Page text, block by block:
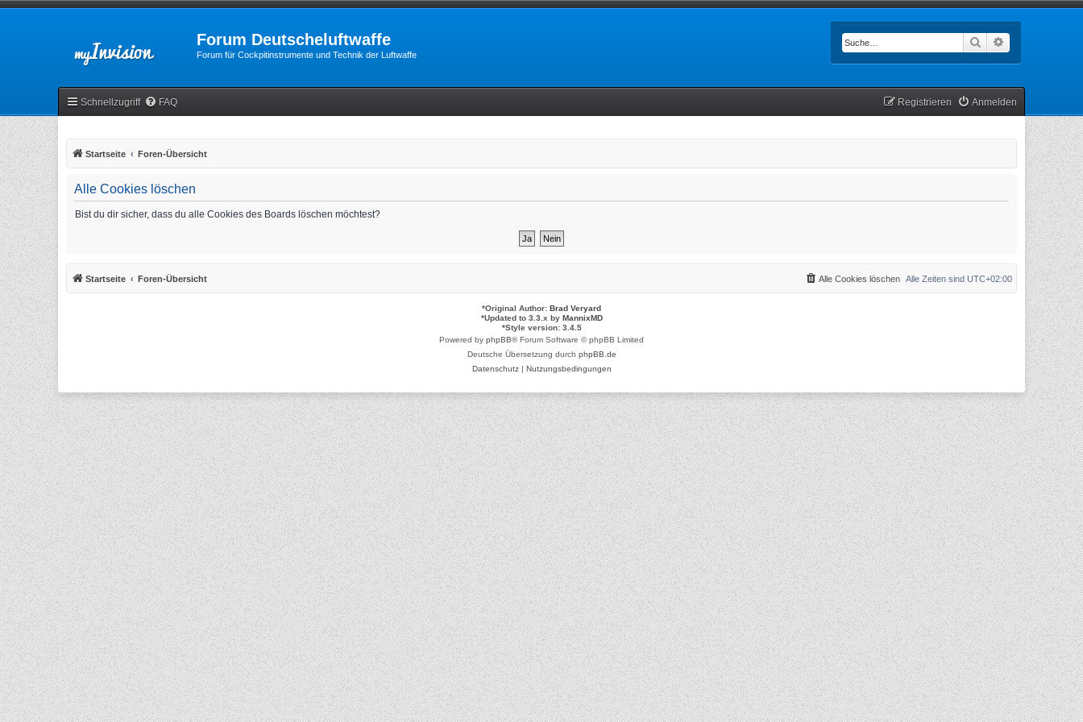
Forum Deutscheluftwaffe
Forum für Cockpitinstrumente und Technik der Luftwaffe
Suche
Schnellzugriff FAQ Anmelden
Registrieren
Startseite Foren-Übersicht
Alle Cookies löschen
Bist du dir sicher, dass du alle Cookies des Boards löschen möchtest?
Startseite Foren-Übersicht Alle Zeiten sind UTC+02:00
Alle Cookies löschen
*Original Author: Brad Veryard
*Updated to 3.3.x by MannixMD
*Style version: 3.4.5
Powered by phpBB® Forum Software © phpBB Limited
Deutsche Übersetzung durch phpBB.de
Datenschutz| Nutzungsbedingungen